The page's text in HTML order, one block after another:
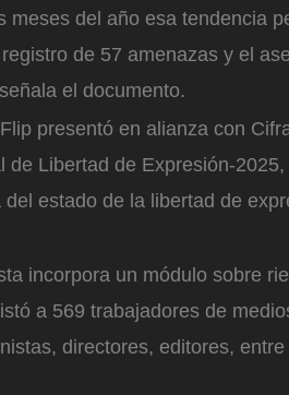
meses del año esa tendencia
de 57 amenazas y el
el documento.
presentó en alianza con
de Libertad de Expresión-
estado de la libertad de
incorpora un módulo sobre
a 569 trabajadores de
directores, editores,